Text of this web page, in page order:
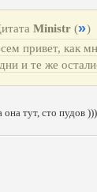
Ministr(
)
привет, как
и те же
она тут, сто пудов